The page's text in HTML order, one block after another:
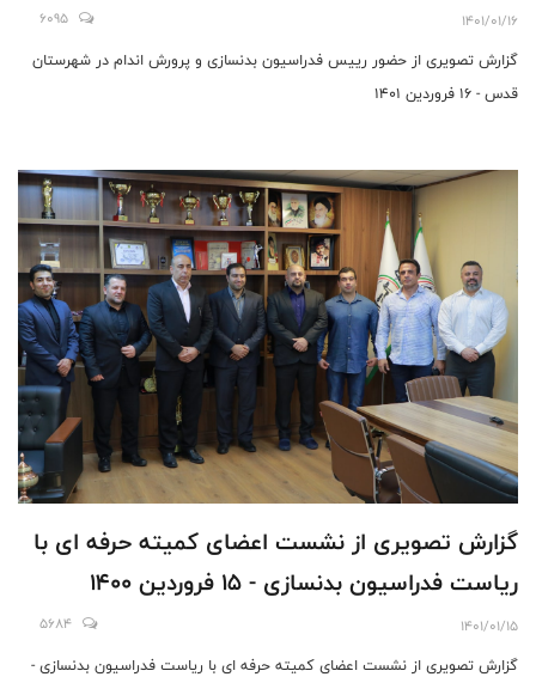
1401/01/16
6095
گزارش تصویری از حضور رییس فدراسیون بدنسازی و پرورش اندام در شهرستان
قدس - 16 فروردین 1401
گزارش تصویری از نشست اعضای کمیته حرفه ای با
ریاست فدراسیون بدنسازی - 15 فروردین 1400
1401/01/15
5684
گزارش تصویری از نشست اعضای کمیته حرفه ای با ریاست فدراسیون بدنسازی -